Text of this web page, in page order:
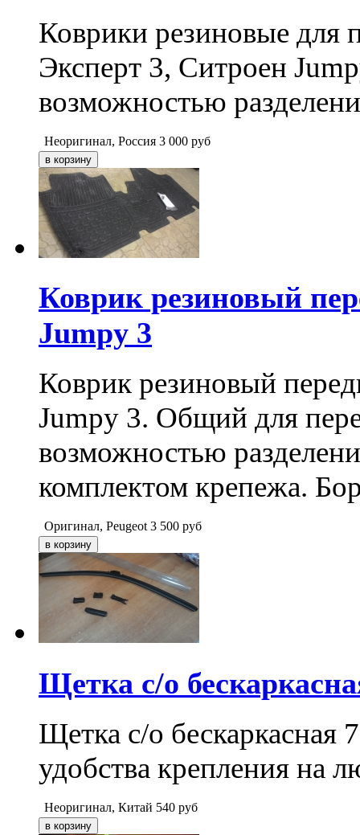
Коврики резиновые для
Эксперт 3, Ситроен
возможностью
Неоригинал, Россия 3 000 руб
Коврик резиновый
Jumpy 3
Коврик резиновый
Jumpy 3. Общий для
возможностью
комплектом крепежа.
Оригинал, Peugeot 3 500 руб
Щетка с/о
Щетка с/о бескаркасная
удобства крепления на
Неоригинал, Китай 540 руб